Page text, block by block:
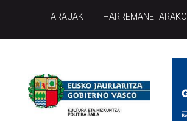
ARAUAK HARREMANETARAKO